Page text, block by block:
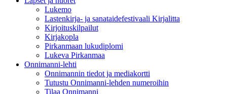
Lukemo
Lastenkirja- ja sanataidefestivaali Kirjalitta
Kirjoituskilpailut
Kirjakopla
Pirkanmaan lukudiplomi
Lukeva Pirkanmaa
Onnimanni-lehti
Onnimannin tiedot ja mediakortti
Tutustu Onnimanni-lehden numeroihin
Tilaa Onnimanni